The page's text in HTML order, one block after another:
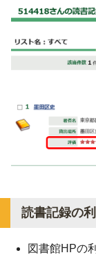
読書記録の
図書館HPの